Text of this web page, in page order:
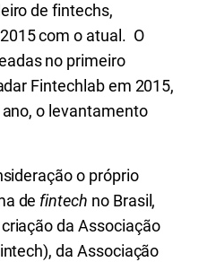
de fintechs,
com o atual. O
no primeiro
Fintechlab em 2015,
o levantamento
o próprio
de fintech no Brasil,
da Associação
da Associação